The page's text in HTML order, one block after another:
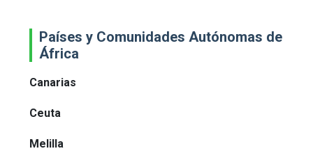
Países y Comunidades Autónomas de
África
Canarias
Ceuta
Melilla